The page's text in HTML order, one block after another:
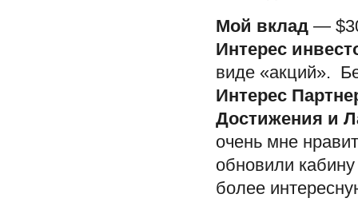
Мой вклад —
Интерес
виде «акций».
Интерес
Достижения и
очень мне
обновили
более